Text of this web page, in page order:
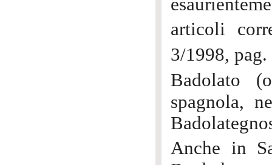
articoli
3/1998,
Badolato
spagnola,
Anche in